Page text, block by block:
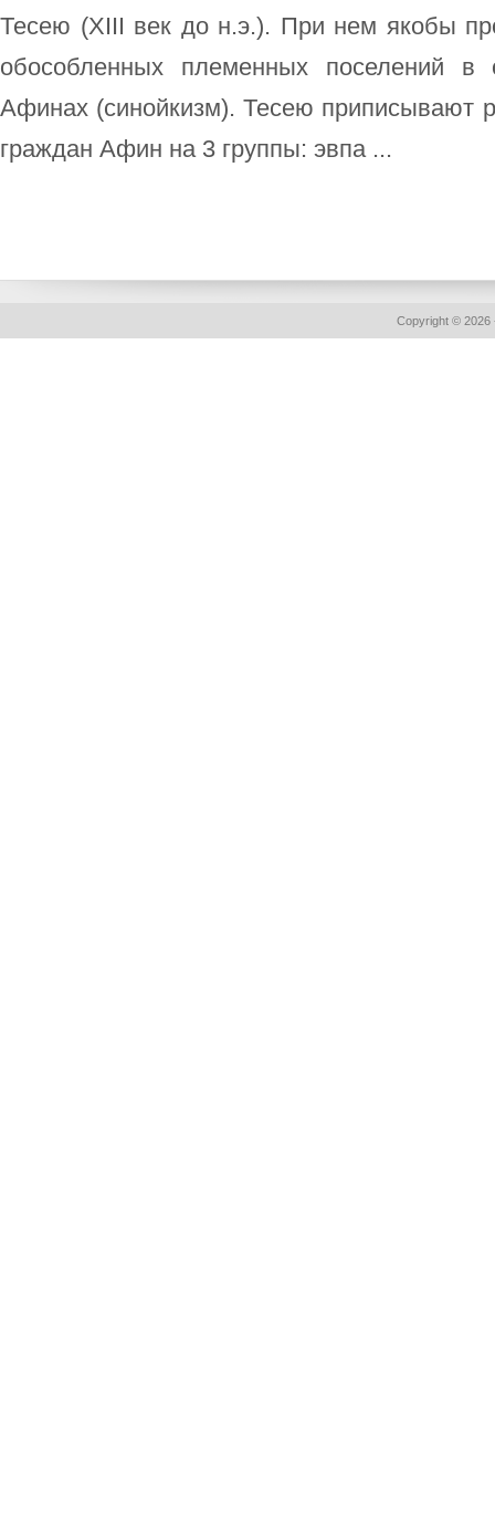
Тесею (ХIII век до н.э.). При нем якобы
обособленных племенных поселений
Афинах (синойкизм). Тесею приписывают
граждан Афин на 3 группы: эвпа ...
Copyright © 2026